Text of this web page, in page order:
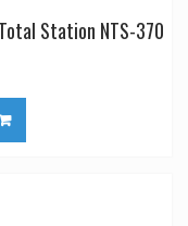
Station NTS-370